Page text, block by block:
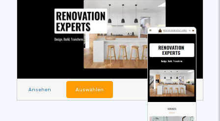
Ansehen Auswählen